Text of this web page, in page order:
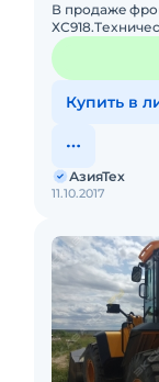
В пpодaжe
двигaтeль 4
Купить в
11.10.2017
АзияТех